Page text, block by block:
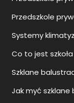
Przedszkole
Systemy
Co to jest
Szklane
Jak myć szklane